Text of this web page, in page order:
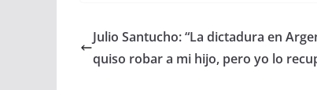
Julio Santucho: “La dictadura en
quiso robar a mi hijo, pero yo lo